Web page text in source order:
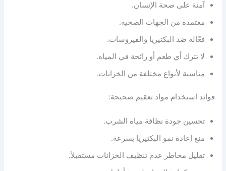
آمنة على صحة الإنسان.
معتمدة من الجهات الصحية.
فعّالة ضد البكتيريا والفيروسات.
لا تترك أي طعم أو رائحة في المياه.
مناسبة لأنواع مختلفة من الخزانات.
فوائد استخدام مواد تعقيم صحيحة:
تحسين جودة نظافة مياه الشرب.
منع إعادة نمو البكتيريا بسرعة.
تقليل مخاطر عدم تنظيف الخزانات مستقبلاً.